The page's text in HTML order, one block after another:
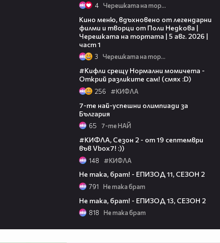
4 Черешката на тортата
Кино меню, вдъхновено от легендарни
филми и творци от Поли Недкова |
Черешката на тортата | 5 авг. 2026 |
част 1
3 Черешката на тортата
#Кифли срещу Нормални момичета -
Открий разликите сам! (смях :D)
256 #КИФЛА
7-те най-успешни олимпиади за
България
65 7-те НАЙ
#КИФЛА, Сезон 2 - от 19 септември
във Vbox7! :))
148 #КИФЛА
Не така, брат! - ЕПИЗОД 11, СЕЗОН 2
791 Не така брат
Не така, брат! - ЕПИЗОД 13, СЕЗОН 2
818 Не така брат